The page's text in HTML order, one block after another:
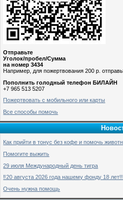
Отправьте
Уголок/пробел/Сумма
на номер 3434
Например, для пожертвования 200 р.
Пополнить голодный телефон БИЛАЙН
+7 965 513 5207
Пожертвовать с мобильного или карты
Все способы помочь
Как прийти в тонус без кофе и помочь
Помогите выжить
29 июля Международный день тигра
‼️20 августа 2026 года нашему фонду 18 лет!!!
Очень нужна помощь